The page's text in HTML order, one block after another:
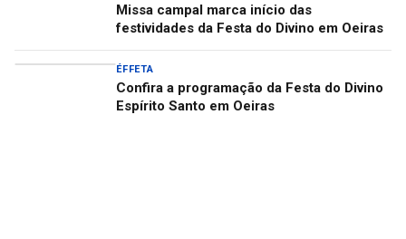
Missa campal marca início das
festividades da Festa do Divino em Oeiras
ÉFFETA
Confira a programação da Festa do Divino
Espírito Santo em Oeiras